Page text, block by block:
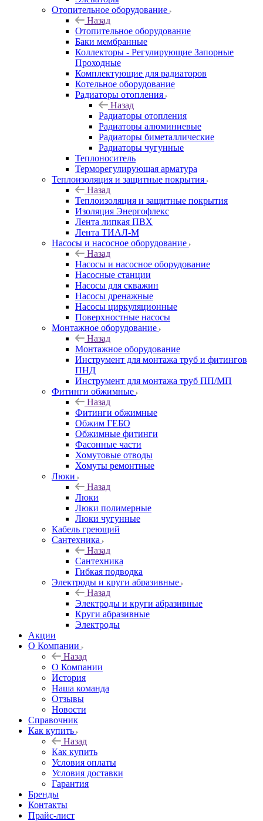
Отопительное оборудование
Назад
Отопительное оборудование
Баки мембранные
Коллекторы - Регулирующие Запорные
Проходные
Комплектующие для радиаторов
Котельное оборудование
Радиаторы отопления
Назад
Радиаторы отопления
Радиаторы алюминиевые
Радиаторы биметаллические
Радиаторы чугунные
Теплоноситель
Терморегулирующая арматура
Теплоизоляция и защитные покрытия
Назад
Теплоизоляция и защитные покрытия
Изоляция Энергофлекс
Лента липкая ПВХ
Лента ТИАЛ-М
Насосы и насосное оборудование
Назад
Насосы и насосное оборудование
Насосные станции
Насосы для скважин
Насосы дренажные
Насосы циркуляционные
Поверхностные насосы
Монтажное оборудование
Назад
Монтажное оборудование
Инструмент для монтажа труб и фитингов
ПНД
Инструмент для монтажа труб ПП/МП
Фитинги обжимные
Назад
Фитинги обжимные
Обжим ГЕБО
Обжимные фитинги
Фасонные части
Хомутовые отводы
Хомуты ремонтные
Люки
Назад
Люки
Люки полимерные
Люки чугунные
Кабель греющий
Сантехника
Назад
Сантехника
Гибкая подводка
Электроды и круги абразивные
Назад
Электроды и круги абразивные
Круги абразивные
Электроды
Акции
О Компании
Назад
О Компании
История
Наша команда
Отзывы
Новости
Справочник
Как купить
Назад
Как купить
Условия оплаты
Условия доставки
Гарантия
Бренды
Контакты
Прайс-лист